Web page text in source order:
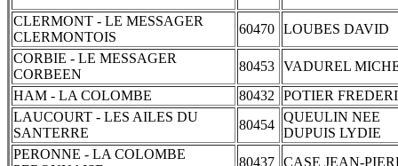
CLERMONT - LE MESSAGER
CLERMONTOIS
60470 LOUBES DAVID
CORBIE - LE MESSAGER
CORBEEN
80453 VADUREL
HAM - LA COLOMBE
80432
POTIER
LAUCOURT - LES AILES DU
SANTERRE
80454
QUEULIN NEE
DUPUIS LYDIE
PERONNE - LA COLOMBE
80437 CASE JEAN-